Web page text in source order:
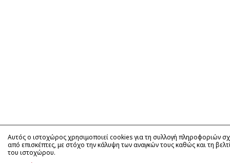
Αυτός ο ιστοχώρος χρησιμοποιεί cookies για τη συλλογή πληροφοριών
από επισκέπτες, με στόχο την κάλυψη των αναγκών τους καθώς και τη
του ιστοχώρου.